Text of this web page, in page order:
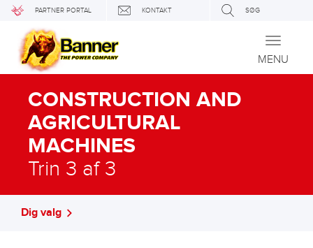
PARTNER PORTAL KONTAKT SØG
Toggle
MENU
CONSTRUCTION AND
AGRICULTURAL
MACHINES
Trin 3 af 3
Dig valg